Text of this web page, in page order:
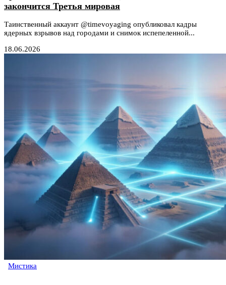
закончится Третья мировая
Таинственный аккаунт @timevoyaging опубликовал кадры
ядерных взрывов над городами и снимок испепеленной...
18.06.2026
Мистика